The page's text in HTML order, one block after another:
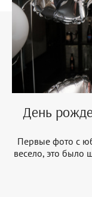
День
Первые фото с
весело, это было